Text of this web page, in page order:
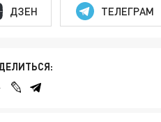
ДЗЕН ТЕЛЕГРАМ